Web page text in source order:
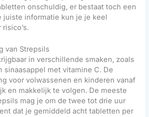
onschuldig, er bestaat toch een
juiste informatie kun je je keel
van Strepsils
in verschillende smaken, zoals
met vitamine C. De
voor volwassenen en kinderen vanaf
en makkelijk te volgen. De meeste
mag je om de twee tot drie uur
dat je gemiddeld acht tabletten per